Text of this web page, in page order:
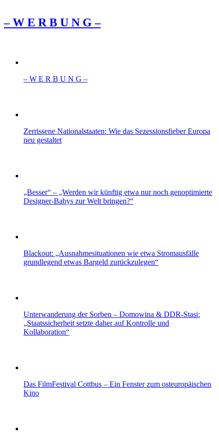
– W Ε R Β U Ν G –
– W Ε R Β U Ν G –
Zerrissene Nationalstaaten: Wie das Sezessionsfieber Europa
neu gestaltet
„Besser“ – „Werden wir künftig etwa nur noch genoptimierte
Designer-Babys zur Welt bringen?“
Blackout: „Ausnahmesituationen wie etwa Stromausfälle
grundlegend etwas Bargeld zurückzulegen“
Unterwanderung der Sorben – Domowina & DDR-Stasi:
„Staatssicherheit setzte daher auf Kontrolle und
Kollaboration“
Das FilmFestival Cottbus – Ein Fenster zum osteuropäischen
Kino